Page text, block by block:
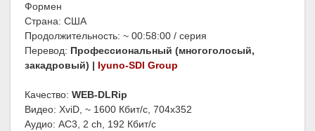
Формен
Страна: США
Продолжительность: ~ 00:58:00 / серия
Перевод: Профессиональный (многоголосый,
закадровый) | Iyuno-SDI Group
Качество: WEB-DLRip
Видео: XviD, ~ 1600 Кбит/с, 704x352
Аудио: AC3, 2 ch, 192 Кбит/с